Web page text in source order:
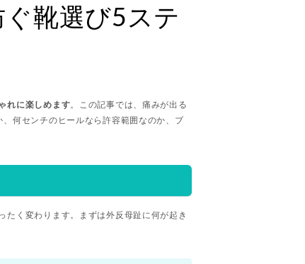
靴選び5ステ
れに楽しめます。この記事では、痛みが出る
何センチのヒールなら許容範囲なのか、ブ
たく変わります。まずは外反母趾に何が起き